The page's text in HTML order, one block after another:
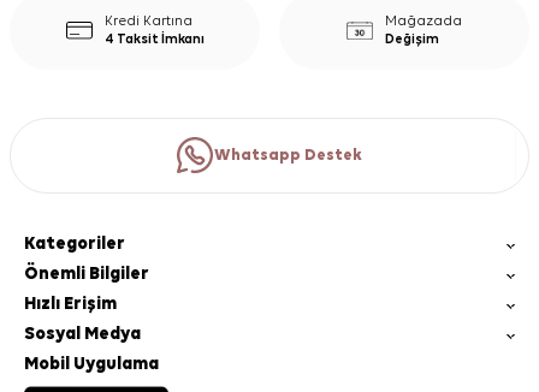
Kredi Kartına
4 Taksit İmkanı
Mağazada
Değişim
Whatsapp Destek
Kategoriler
Önemli Bilgiler
Hızlı Erişim
Sosyal Medya
Mobil Uygulama